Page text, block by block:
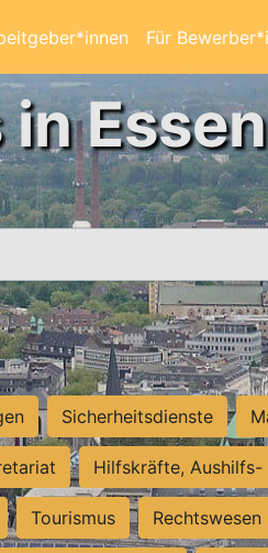
Für
Sicherheitsdienste
Hilfskräfte, Aushilfs-
Tourismus Rechtswesen